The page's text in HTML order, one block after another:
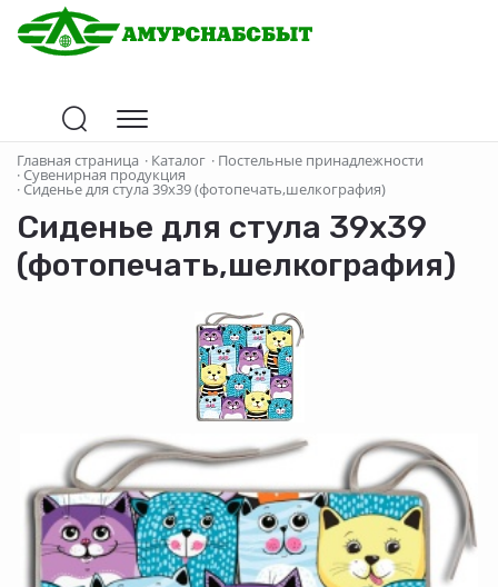
Главная страница · Каталог · Постельные принадлежности
·Сувенирная продукция
·Сиденье для стула 39х39 (фотопечать,шелкография)
Сиденье для стула 39х39
(фотопечать,шелкография)